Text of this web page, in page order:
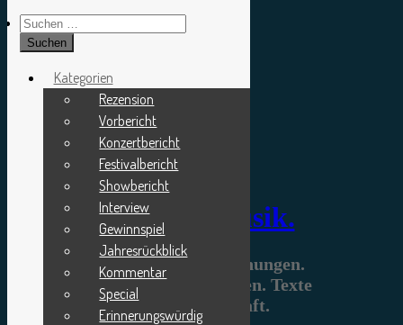
Zum
springen
minutenmusik.
Menschen mit Meinungen.
Musik mit Emotionen. Texte
mit Leidenschaft.
Suchen
nach:
Kategorien
Rezension
Vorbericht
Konzertbericht
Festivalbericht
Showbericht
Interview
Gewinnspiel
Jahresrückblick
Kommentar
Special
Erinnerungswürdig